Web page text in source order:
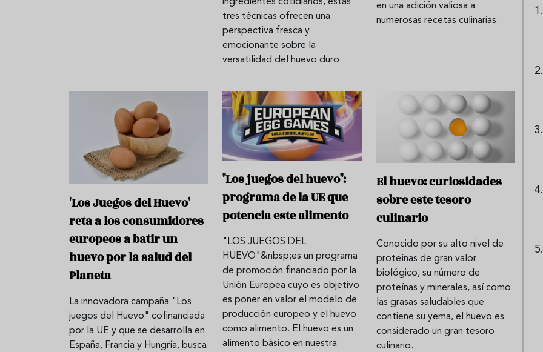
tres técnicas ofrecen una
perspectiva fresca y
emocionante sobre la
versatilidad del huevo duro.
en una adición valiosa a
numerosas recetas culinarias.
'Los Juegos del Huevo'
reta a los consumidores
europeos a batir un
huevo por la salud del
Planeta
La innovadora campaña "Los
juegos del Huevo" cofinanciada
por la UE y que se desarrolla en
España, Francia y Hungría, busca
"Los juegos del huevo":
programa de la UE que
potencia este alimento
"LOS JUEGOS DEL
HUEVO"&nbsp;es un programa
de promoción financiado por la
Unión Europea cuyo es objetivo
es poner en valor el modelo de
producción europeo y el huevo
como alimento. El huevo es un
alimento básico en nuestra
El huevo: curiosidades
sobre este tesoro
culinario
Conocido por su alto nivel de
proteínas de gran valor
biológico, su número de
proteínas y minerales, así como
las grasas saludables que
contiene su yema, el huevo es
considerado un gran tesoro
culinario.